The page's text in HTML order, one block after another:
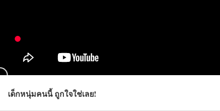
เด็กหนุ่มคนนี้ ถูกใจใช่เลย!